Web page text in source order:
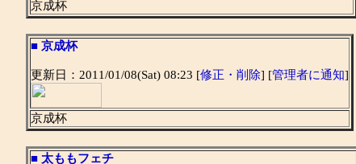
京成杯
■ 京成杯
更新日：2011/01/08(Sat) 08:23 [修正・削除] [管理者に通知]
京成杯
■ 太ももフェチ